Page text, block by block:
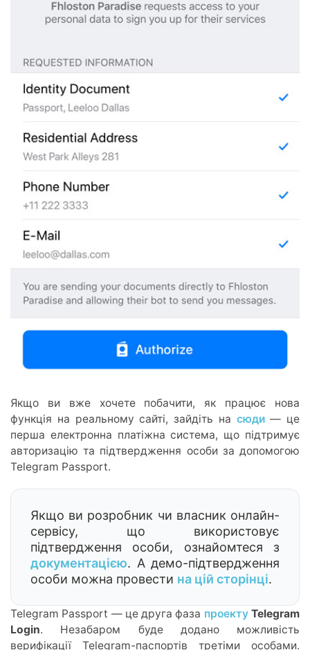
Якщо ви вже хочете побачити, як працює нова
функція на реальному сайті, зайдіть на сюди— це
перша електронна платіжна система, що підтримує
авторизацію та підтвердження особи за допомогою
Telegram Passport.
Якщо ви розробник чи власник онлайн-
сервісу, що використовує
підтвердження особи, ознайомтеся з
документацією. А демо-підтвердження
особи можна провести на цій сторінці.
Telegram Passport — це друга фаза проекту Telegram
Login. Незабаром буде додано можливість
верифікації Telegram-паспортів третіми особами.